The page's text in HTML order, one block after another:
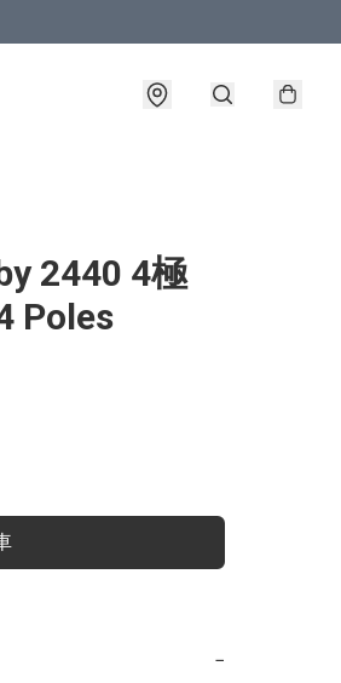
2440 4極
Poles
−